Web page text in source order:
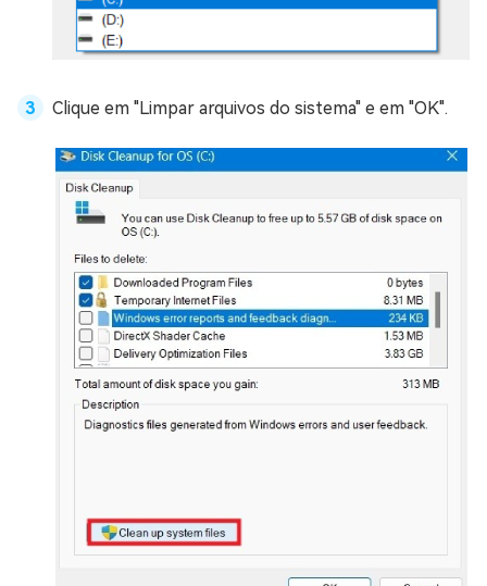
Clique em "Limpar arquivos do sistema" e em "OK".